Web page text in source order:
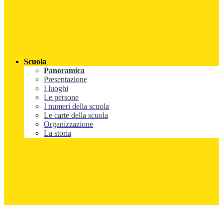
Scuola
Panoramica
Presentazione
I luoghi
Le persone
I numeri della scuola
Le carte della scuola
Organizzazione
La storia